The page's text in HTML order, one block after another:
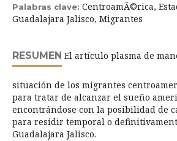
Palabras clave: CentroamÃ©rica,
Guadalajara Jalisco, Migrantes
RESUMEN El artículo plasma de
situación de los migrantes
para tratar de alcanzar el sueño
encontrándose con la posibilidad de
para residir temporal o
Guadalajara Jalisco.